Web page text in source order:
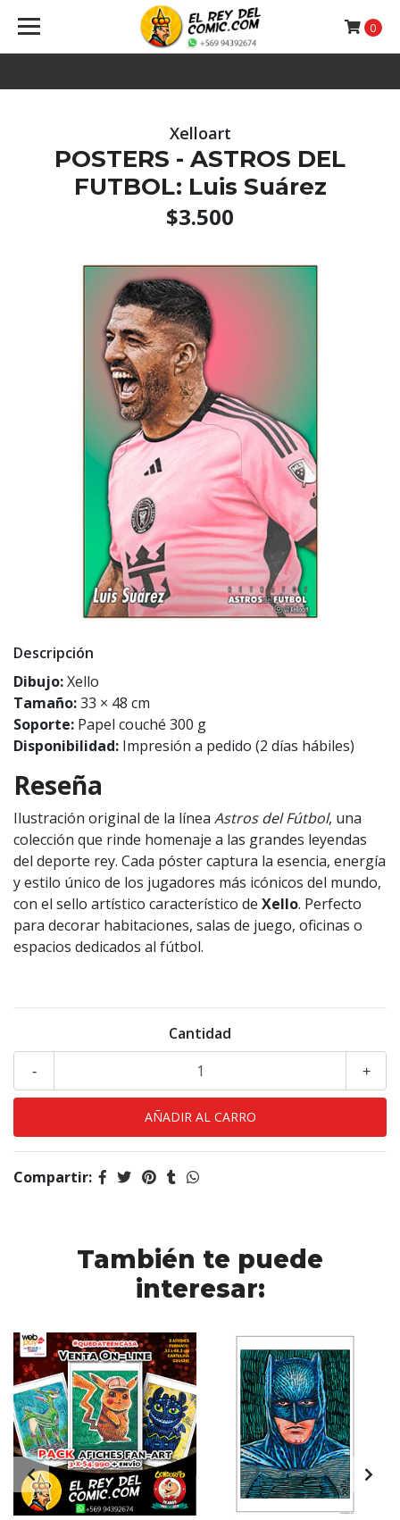
0
Xelloart
POSTERS - ASTROS DEL
FUTBOL: Luis Suárez
$3.500
Descripción
Dibujo:Xello
Tamaño:33 × 48 cm
Soporte: Papel couché 300 g
Disponibilidad: Impresión a pedido (2 días hábiles)
Reseña
Ilustración original de la línea Astros del Fútbol, una
colección que rinde homenaje a las grandes leyendas
del deporte rey. Cada póster captura la esencia, energía
y estilo único de los jugadores más icónicos del mundo,
con el sello artístico característico de Xello. Perfecto
para decorar habitaciones, salas de juego, oficinas o
espacios dedicados al fútbol.
Cantidad
+
-
Compartir:
También te puede
interesar: